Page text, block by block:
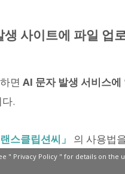
생 사이트에 파일 업
면 AI 문자 발생 서비스에
.
랜스클립션씨」
의 사용법
" Privacy Policy" for details on the